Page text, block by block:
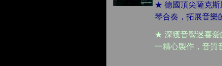
★ 德國頂尖薩克斯
琴合奏，拓展音樂
★ 深獲音響迷喜愛
一精心製作，音質